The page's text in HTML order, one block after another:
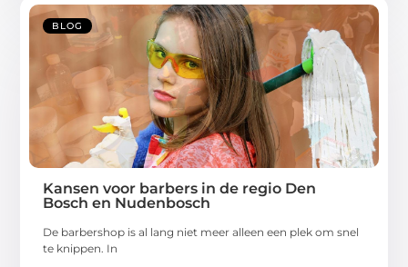
BLOG
Kansen voor barbers in de regio Den
Bosch en Nudenbosch
De barbershop is al lang niet meer alleen een plek om snel
te knippen. In